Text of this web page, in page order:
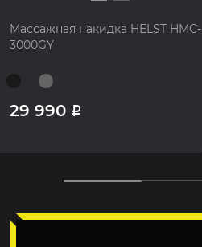
Массажная накидка HELST HMC-
3000GY
29 990 Р